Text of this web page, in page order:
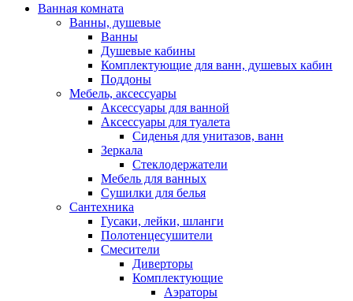
Ванная комната
Ванны, душевые
Ванны
Душевые кабины
Комплектующие для ванн, душевых кабин
Поддоны
Мебель, аксессуары
Аксессуары для ванной
Аксессуары для туалета
Сиденья для унитазов, ванн
Зеркала
Стеклодержатели
Мебель для ванных
Сушилки для белья
Сантехника
Гусаки, лейки, шланги
Полотенцесушители
Смесители
Диверторы
Комплектующие
Аэраторы